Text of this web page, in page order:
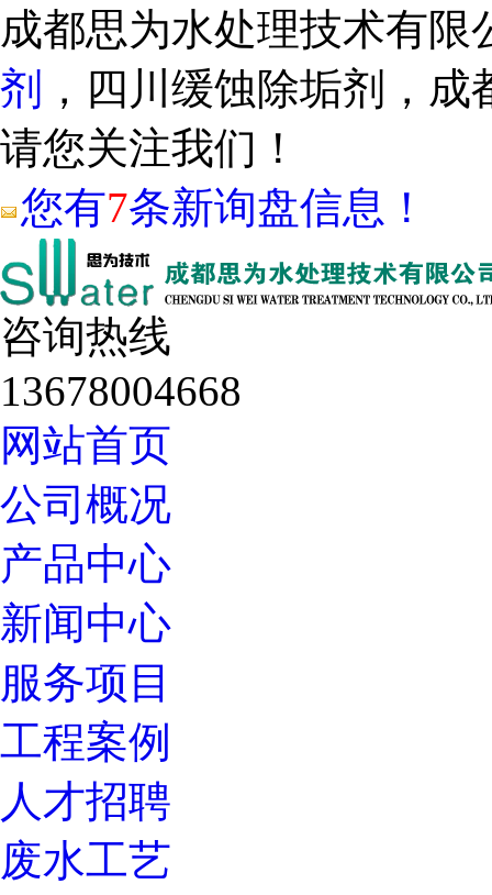
成都思为水处理技术有限
剂
，四川缓蚀除垢剂，
请您关注我们！
您有7条新询盘信息！
咨询热线
13678004668
网站首页
公司概况
产品中心
新闻中心
服务项目
工程案例
人才招聘
废水工艺